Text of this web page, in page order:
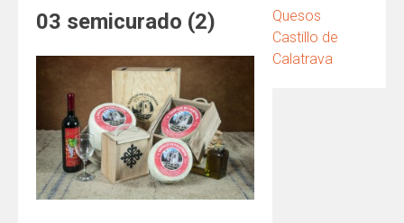
03 semicurado (2)
Quesos
Castillo de
Calatrava